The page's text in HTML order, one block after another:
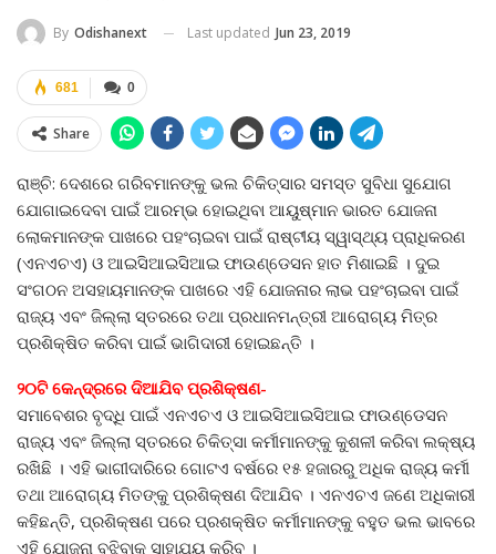
By Odishanext Last updated Jun 23, 2019
0
681
Share
ରାଞ୍ଚି: ଦେଶରେ ଗରିବମାନଙ୍କୁ ଭଲ ଚିକିତ୍ସାର ସମସ୍ତ ସୁବିଧା ସୁଯୋଗ
ଯୋଗାଇଦେବା ପାଇଁ ଆରମ୍ଭ ହୋଇଥିବା ଆୟୁଷ୍ମାନ ଭାରତ ଯୋଜନା
ଲୋକମାନଙ୍କ ପାଖରେ ପହଂଚାଇବା ପାଇଁ ରାଷ୍ଟୀୟ ସ୍ୱାସ୍ଥ୍ୟ ପ୍ରାଧିକରଣ
(ଏନଏଚଏ) ଓ ଆଇସିଆଇସିଆଇ ଫାଉଣ୍ଡେସନ ହାତ ମିଶାଇଛି । ଦୁଇ
ସଂଗଠନ ଅସହାୟମାନଙ୍କ ପାଖରେ ଏହି ଯୋଜନାର ଲାଭ ପହଂଚାଇବା ପାଇଁ
ରାଜ୍ୟ ଏବଂ ଜିଲ୍ଲା ସ୍ତରରେ ତଥା ପ୍ରଧାନମନ୍ତ୍ରୀ ଆରୋଗ୍ୟ ମିତ୍ର
ପ୍ରଶିକ୍ଷିତ କରିବା ପାଇଁ ଭାଗିଦାରୀ ହୋଇଛନ୍ତି ।
୨୦ଟି କେନ୍ଦ୍ରରେ ଦିଆଯିବ ପ୍ରଶିକ୍ଷଣ-
ସମାବେଶର ବୃଦ୍ଧି ପାଇଁ ଏନଏଚଏ ଓ ଆଇସିଆଇସିଆଇ ଫାଉଣ୍ଡେସନ
ରାଜ୍ୟ ଏବଂ ଜିଲ୍ଲା ସ୍ତରରେ ଚିକିତ୍ସା କର୍ମୀମାନଙ୍କୁ କୁଶଳୀ କରିବା ଲକ୍ଷ୍ୟ
ରଖିଛି । ଏହି ଭାଗୀଦାରିରେ ଗୋଟଏ ବର୍ଷରେ ୧୫ ହଜାରରୁ ଅଧିକ ରାଜ୍ୟ କର୍ମୀ
ତଥା ଆରୋଗ୍ୟ ମିତଙ୍କୁ ପ୍ରଶିକ୍ଷଣ ଦିଆଯିବ । ଏନଏଚଏ ଜଣେ ଅଧିକାରୀ
କହିଛନ୍ତି, ପ୍ରଶିକ୍ଷଣ ପରେ ପ୍ରଶକ୍ଷିତ କର୍ମୀମାନଙ୍କୁ ବହୁତ ଭଲ ଭାବରେ
ଏହି ଯୋଜନା ବୁଝିବାକୁ ସାହାଯ୍ୟ କରିବ ।